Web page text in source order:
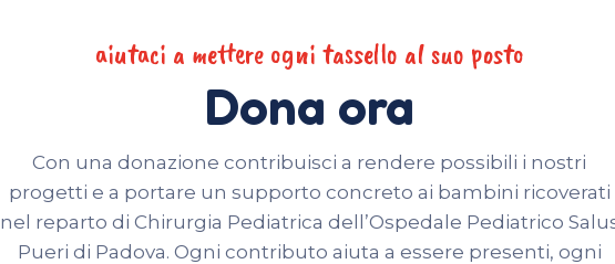
aiutaci a mettere ogni tassello al suo posto
Dona ora
Con una donazione contribuisci a rendere possibili i nostri
progetti e a portare un supporto concreto ai bambini ricoverati
nel reparto di Chirurgia Pediatrica dell’Ospedale Pediatrico
Pueri di Padova. Ogni contributo aiuta a essere presenti, ogni